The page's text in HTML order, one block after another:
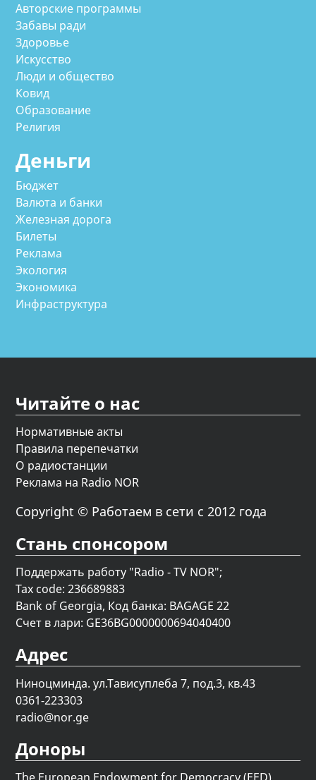
Авторские программы
Забавы ради
Здоровье
Искусство
Люди и общество
Ковид
Образование
Религия
Деньги
Бюджет
Валюта и банки
Железная дорога
Билеты
Реклама
Экология
Экономика
Инфраструктура
Читайте о нас
Нормативные акты
Правила перепечатки
О радиостанции
Реклама на Radio NOR
Copyright © Работаем в сети с 2012 года
Стань спонсором
Поддержать работу "Radio - TV NOR";
Tax code: 236689883
Bank of Georgia, Код банка: BAGAGE 22
Счет в лари: GE36BG0000000694040400
Адрес
Ниноцминда. ул.Тависуплеба 7, под.3, кв.43
0361-223303
radio@nor.ge
Доноры